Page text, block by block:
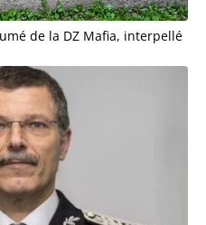
de la DZ Mafia, interpellé